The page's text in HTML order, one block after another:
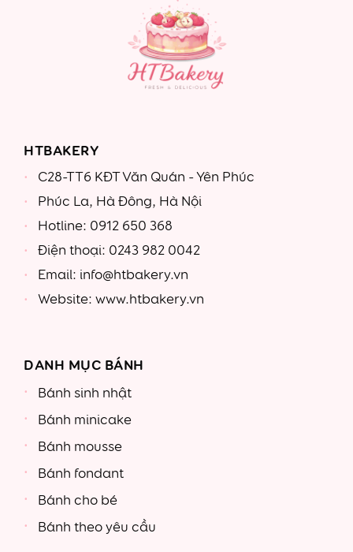
HTBAKERY
C28-TT6 KĐT Văn Quán - Yên Phúc
Phúc La, Hà Đông, Hà Nội
Hotline: 0912 650 368
Điện thoại: 0243 982 0042
Email: info@htbakery.vn
Website: www.htbakery.vn
DANH MỤC BÁNH
Bánh sinh nhật
Bánh minicake
Bánh mousse
Bánh fondant
Bánh cho bé
Bánh theo yêu cầu